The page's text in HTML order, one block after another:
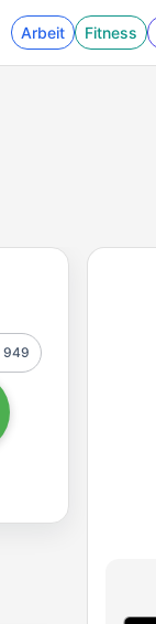
Arbeit Fitness
949